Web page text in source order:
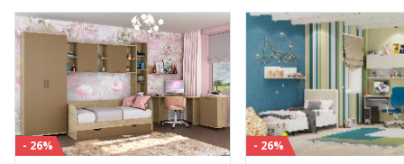
- 26% - 26%